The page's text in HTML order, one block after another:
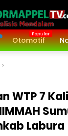
Otomotif
WTP 7
Labura